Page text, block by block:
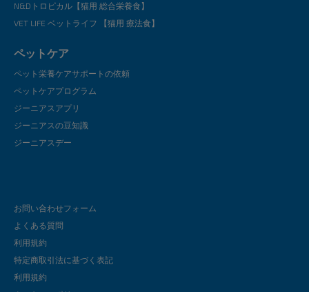
N&Dトロピカル【猫用 総合栄養食】
VET LIFE ベットライフ 【猫用 療法食】
ペットケア
ペット栄養ケアサポートの依頼
ペットケアプログラム
ジーニアスアプリ
ジーニアスの豆知識
ジーニアスデー
お問い合わせフォーム
よくある質問
利用規約
特定商取引法に基づく表記
利用規約